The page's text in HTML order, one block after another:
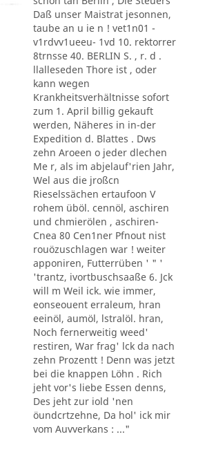
Daß unser Maistrat jesonnen,
taube an u ie n ! vet1n01 -
v1rdvv1ueeu- 1vd 10. rektorrer
8trnsse 40. BERLIN S. , r. d .
llalleseden Thore ist , oder
kann wegen
Krankheitsverhältnisse sofort
zum 1. April billig gekauft
werden, Näheres in in-der
Expedition d. Blattes . Dws
zehn Aroeen o jeder dlechen
Me r, als im abjelauf'rien Jahr,
Wel aus die jroßcn
Rieselssächen ertaufoon V
rohem üböl. cennöl, aschiren
und chmierölen , aschiren-
Cnea 80 Cen1ner Pfnout nist
rouözuschlagen war ! weiter
apponiren, Futterrüben ' " '
'trantz, ivortbuschsaaße 6. Jck
will m Weil ick. wie immer,
eonseouent erraleum, hran
eeinöl, aumöl, lstralöl. hran,
Noch fernerweitig weed'
restiren, War frag' lck da nach
zehn Prozentt ! Denn was jetzt
bei die knappen Löhn . Rich
jeht vor's liebe Essen denns,
Des jeht zur iold 'nen
öundcrtzehne, Da hol' ick mir
vom Auvverkans : ..."